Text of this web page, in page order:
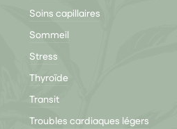
Soins capillaires
Sommeil
Stress
Thyroïde
Transit
Troubles cardiaques légers